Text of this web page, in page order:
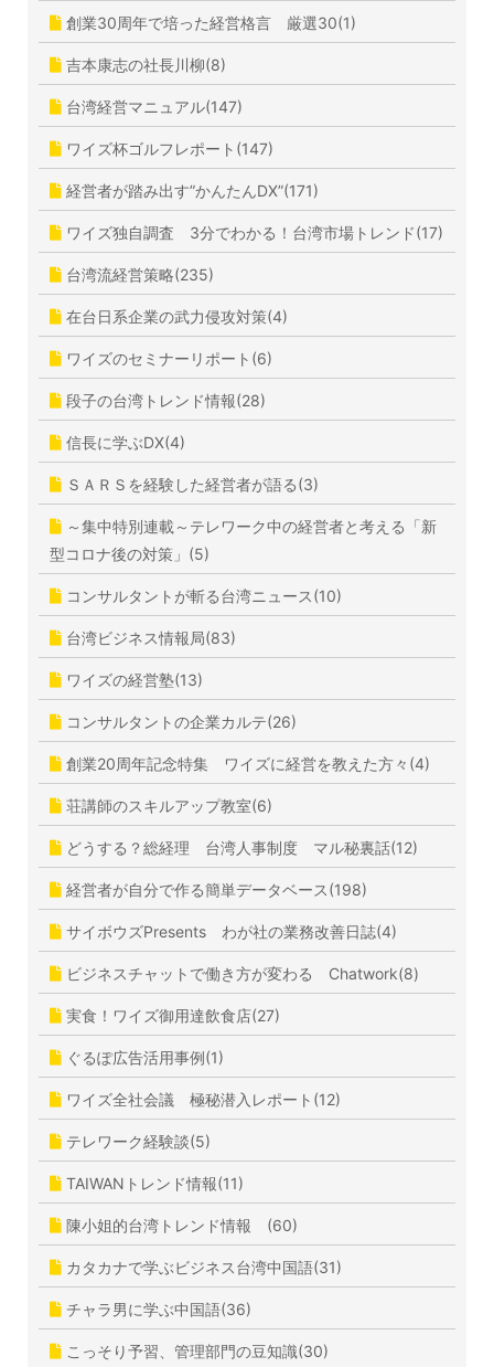
創業30周年で培った経営格言 厳選30(1)
吉本康志の社長川柳(8)
台湾経営マニュアル(147)
ワイズ杯ゴルフレポート(147)
経営者が踏み出す”かんたんDX”(171)
ワイズ独自調査 3分でわかる！台湾市場トレンド(17)
台湾流経営策略(235)
在台日系企業の武力侵攻対策(4)
ワイズのセミナーリポート(6)
段子の台湾トレンド情報(28)
信長に学ぶDX(4)
ＳＡＲＳを経験した経営者が語る(3)
～集中特別連載～テレワーク中の経営者と考える「新
型コロナ後の対策」(5)
コンサルタントが斬る台湾ニュース(10)
台湾ビジネス情報局(83)
ワイズの経営塾(13)
コンサルタントの企業カルテ(26)
創業20周年記念特集 ワイズに経営を教えた方々(4)
荘講師のスキルアップ教室(6)
どうする？総経理 台湾人事制度 マル秘裏話(12)
経営者が自分で作る簡単データベース(198)
サイボウズPresents わが社の業務改善日誌(4)
ビジネスチャットで働き方が変わる Chatwork(8)
実食！ワイズ御用達飲食店(27)
ぐるぽ広告活用事例(1)
ワイズ全社会議 極秘潜入レポート(12)
テレワーク経験談(5)
TAIWANトレンド情報(11)
陳小姐的台湾トレンド情報 (60)
カタカナで学ぶビジネス台湾中国語(31)
チャラ男に学ぶ中国語(36)
こっそり予習、管理部門の豆知識(30)